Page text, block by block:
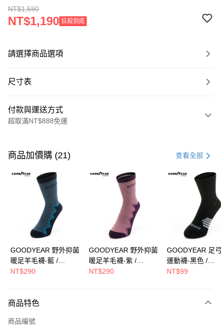
NT$1,590
NT$1,190 狂殺到底
請選擇商品選項
尺寸表
付款與運送方式
超取滿NT$888免運
信用卡一次付款
LINE Pay
Google Pay
ATM付款
付款後全家取貨
每筆NT$90，滿NT$888(含以上)免運費
商品加價購 (21) 查看全部
GOODYEAR 野外抑菌
暖足羊毛襪-藍 /
GACS43036
NT$290
GOODYEAR 野外抑菌
暖足羊毛襪-紫 /
GACS43037
NT$290
GOODYEAR 足
運動襪-黑色 /
GACS43010
NT$99
商品特色
商品編號